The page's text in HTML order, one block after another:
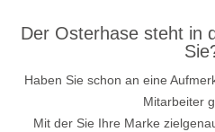
Der Osterhase steht in
Haben Sie schon an eine
Mitarbeiter
Mit der Sie Ihre Marke